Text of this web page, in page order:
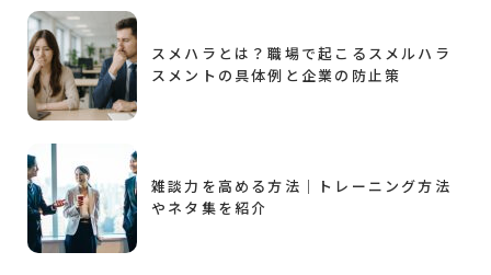
スメハラとは？職場で起こるスメルハラ
スメントの具体例と企業の防止策
雑談力を高める方法｜トレーニング方法
やネタ集を紹介